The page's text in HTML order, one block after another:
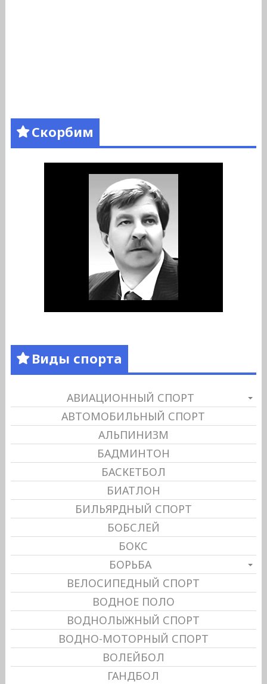
Скорбим
Виды спорта
АВИАЦИОННЫЙ СПОРТ
АВТОМОБИЛЬНЫЙ СПОРТ
АЛЬПИНИЗМ
БАДМИНТОН
БАСКЕТБОЛ
БИАТЛОН
БИЛЬЯРДНЫЙ СПОРТ
БОБСЛЕЙ
БОКС
БОРЬБА
ВЕЛОСИПЕДНЫЙ СПОРТ
ВОДНОЕ ПОЛО
ВОДНОЛЫЖНЫЙ СПОРТ
ВОДНО-МОТОРНЫЙ СПОРТ
ВОЛЕЙБОЛ
ГАНДБОЛ